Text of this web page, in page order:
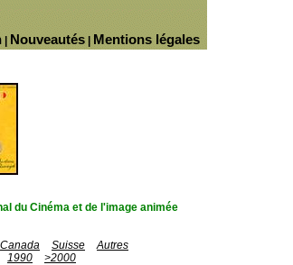
Mentions légales
Nouveautés
du Cinéma et de l'image animée
Canada Suisse
Autres
1990
>2000